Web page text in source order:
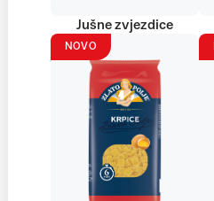
Jušne zvjezdice
NOVO